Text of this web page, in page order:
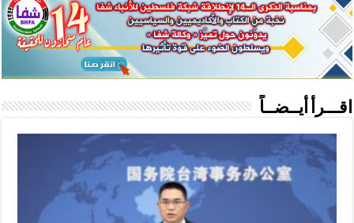
اقـــرأ أيــضــاً